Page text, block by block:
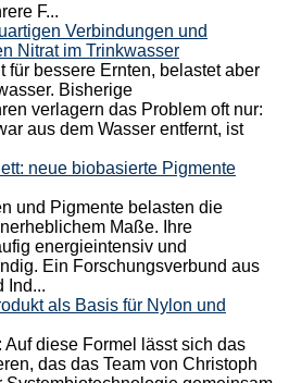
F...
Verbindungen und
Nitrat im Trinkwasser
für bessere Ernten, belastet aber
Bisherige
verlagern das Problem oft nur:
aus dem Wasser entfernt, ist
neue biobasierte Pigmente
und Pigmente belasten die
Maße. Ihre
energieintensiv und
Ein Forschungsverbund aus
Ind...
als Basis für Nylon und
Auf diese Formel lässt sich das
das das Team von Christoph